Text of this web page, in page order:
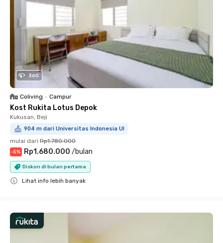
360
Coliving • Campur
Kost Rukita Lotus Depok
Kukusan, Beji
904 m dari Universitas Indonesia UI
mulai dari Rp1.780.000
-5% Rp1.680.000 /bulan
Diskon di bulan pertama
Lihat info lebih banyak